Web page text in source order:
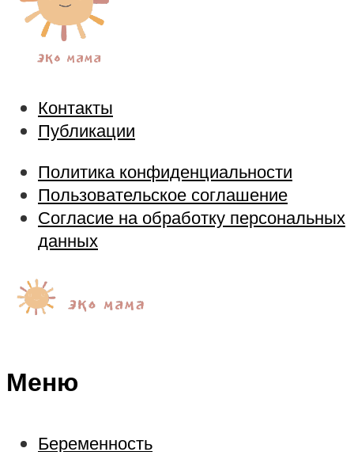
Контакты
Публикации
Политика конфиденциальности
Пользовательское соглашение
Согласие на обработку персональных
данных
Меню
Беременность